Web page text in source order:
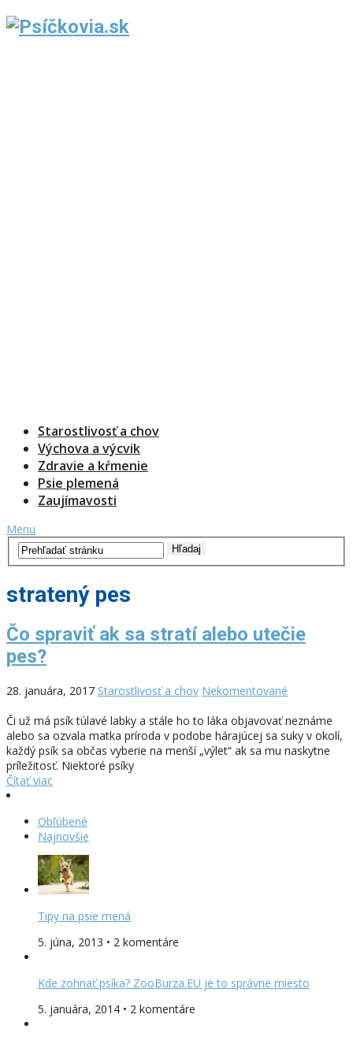
Starostlivosť a chov
Výchova a výcvik
Zdravie a kŕmenie
Psie plemená
Zaujímavosti
Menu
stratený pes
Čo spraviť ak sa stratí alebo utečie
pes?
28. januára, 2017 Starostlivosť a chov Nekomentované
Či už má psík túlavé labky a stále ho to láka objavovať neznáme
alebo sa ozvala matka príroda v podobe hárajúcej sa suky v okolí,
každý psík sa občas vyberie na menší „výlet“ ak sa mu naskytne
príležitosť. Niektoré psíky
Čítať viac
Obľúbené
Najnovšie
Tipy na psie mená
5. júna, 2013 • 2 komentáre
Kde zohnať psíka? ZooBurza.EU je to správne miesto
5. januára, 2014 • 2 komentáre